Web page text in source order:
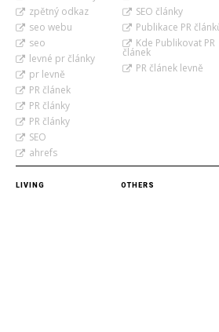
zpětný odkaz
seo webu
seo
levné pr články
pr levně
PR článek
PR články
PR články
SEO
ahrefs
SEO články
Publikace PR
Kde Publikovat PR
článek
PR článek levně
LIVING OTHERS